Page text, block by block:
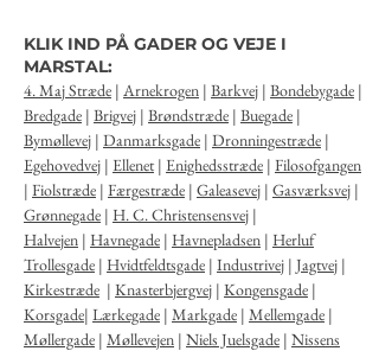
KLIK IND PÅ GADER OG VEJE I
MARSTAL:
4. Maj Stræde | Arnekrogen | Barkvej | Bondebygade |
Bredgade | Brigvej | Brøndstræde | Buegade |
Bymøllevej | Danmarksgade | Dronningestræde |
Egehovedvej | Ellenet| Enighedsstræde | Filosofgangen
| Fiolstræde | Færgestræde | Galeasevej | Gasværksvej |
Grønnegade | H. C. Christensensvej |
Halvejen | Havnegade | Havnepladsen | Herluf
Trollesgade | Hvidtfeldtsgade | Industrivej | Jagtvej |
Kirkestræde | Knasterbjergvej | Kongensgade |
Korsgade| Lærkegade | Markgade | Mellemgade |
Møllergade | Møllevejen | Niels Juelsgade | Nissens